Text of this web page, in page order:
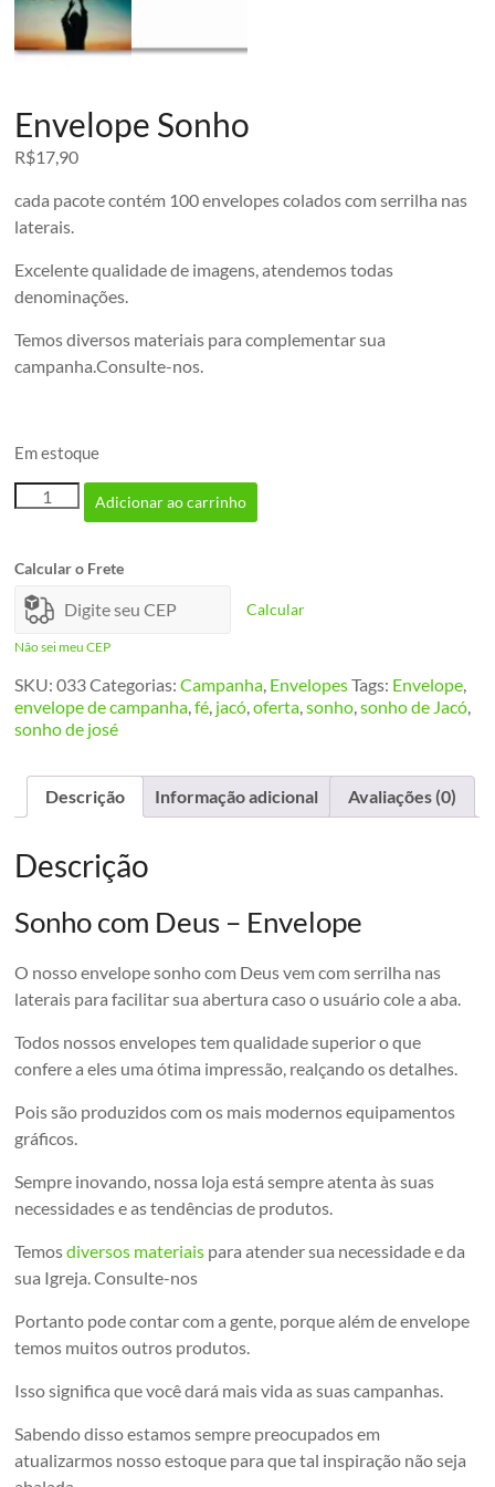
Envelope Sonho
R$17,90
cada pacote contém 100 envelopes colados com serrilha nas
laterais.
Excelente qualidade de imagens, atendemos todas
denominações.
Temos diversos materiais para complementar sua
campanha.Consulte-nos.
Em estoque
Envelope
Sonho
Adicionar ao carrinho
Calcular o Frete
Calcular
Não sei meu CEP
SKU:033Categorias:Campanha, EnvelopesTags: Envelope,
envelope de campanha,fé, jacó,oferta,sonho,sonho de Jacó,
sonho de josé
Descrição Informação adicional Avaliações (0)
Descrição
Sonho com Deus – Envelope
O nosso envelope sonho com Deus vem com serrilha nas
laterais para facilitar sua abertura caso o usuário cole a aba.
Todos nossos envelopes tem qualidade superior o que
confere a eles uma ótima impressão, realçando os detalhes.
Pois são produzidos com os mais modernos equipamentos
gráficos.
Sempre inovando, nossa loja está sempre atenta às suas
necessidades e as tendências de produtos.
Temosdiversos materiais para atender sua necessidade e da
sua Igreja. Consulte-nos
Portanto pode contar com a gente, porque além de envelope
temos muitos outros produtos.
Isso significa que você dará mais vida as suas campanhas.
Sabendo disso estamos sempre preocupados em
atualizarmos nosso estoque para que tal inspiração não seja